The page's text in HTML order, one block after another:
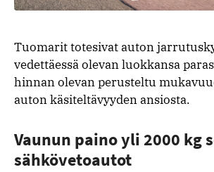
Tuomarit totesivat auton
vedettäessä olevan luokkansa
hinnan olevan perusteltu
auton käsiteltävyyden ansiosta.
Vaunun paino yli 2000 kg
sähkövetoautot